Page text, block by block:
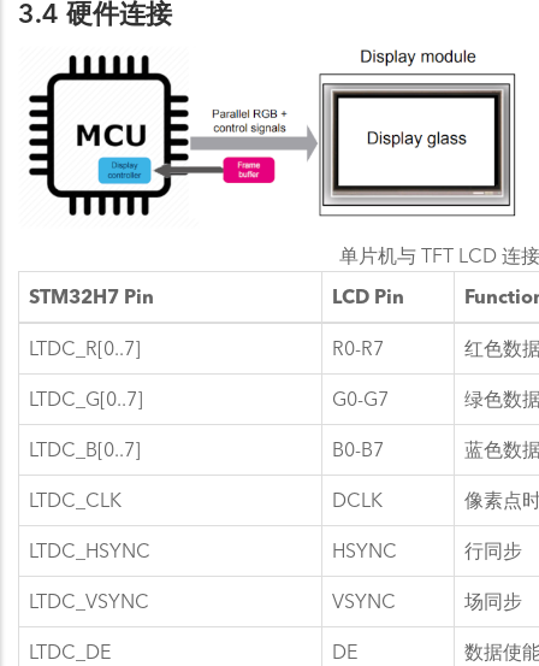
3.4 硬件连接
单片机与 TFT LCD 连接
STM32H7 Pin LCD Pin
LTDC_R[0..7] R0-R7 红色数
LTDC_G[0..7] G0-G7 绿色数
LTDC_B[0..7] B0-B7 蓝色数
LTDC_CLK DCLK 像素点
LTDC_HSYNC HSYNC 行同步
LTDC_VSYNC VSYNC 场同步
LTDC_DE DE 数据使